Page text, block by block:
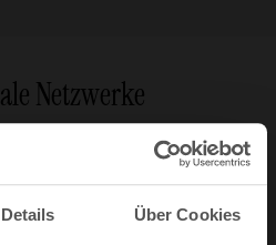
Details Über Cookies
Netzwerke
Kollektionen, Artikel,